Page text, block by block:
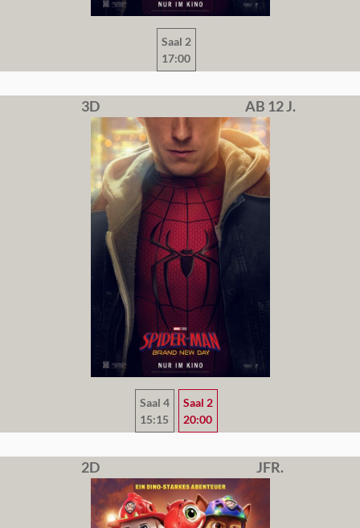
Saal 2
17:00
3D AB 12 J.
Saal 4
15:15
Saal 2
20:00
2D JFR.